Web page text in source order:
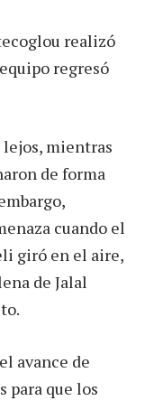
realizó
regresó
lejos, mientras
de forma
cuando el
giró en el aire,
de Jalal
avance de
para que los